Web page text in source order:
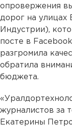
опровержения
дорог на улицах
Индустрии),
посте в
разгромила
обратила
бюджета.
журналистов за
Екатерины